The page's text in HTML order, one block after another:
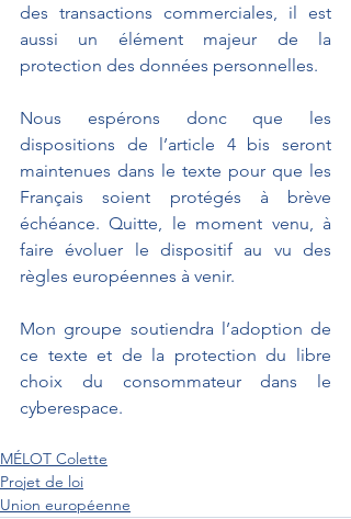
des transactions commerciales, il est
aussi un élément majeur de la
protection des données personnelles.
Nous espérons donc que les
dispositions de l’article 4 bis seront
maintenues dans le texte pour que les
Français soient protégés à brève
échéance. Quitte, le moment venu, à
faire évoluer le dispositif au vu des
règles européennes à venir.
Mon groupe soutiendra l’adoption de
ce texte et de la protection du libre
choix du consommateur dans le
cyberespace.
MÉLOT Colette
Projet de loi
Union européenne